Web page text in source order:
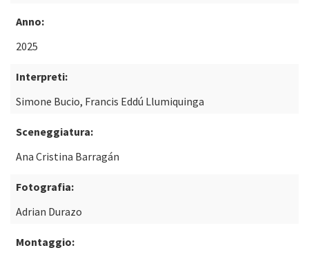
Anno:
2025
Interpreti:
Simone Bucio, Francis Eddú Llumiquinga
Sceneggiatura:
Ana Cristina Barragán
Fotografia:
Adrian Durazo
Montaggio: